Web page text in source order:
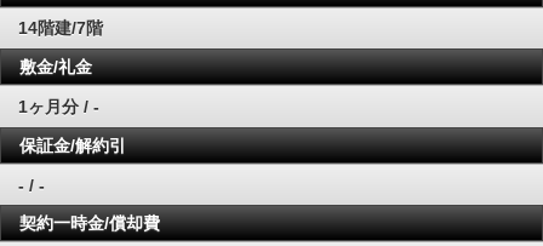
14階建/7階
敷金/礼金
1ヶ月分 / -
保証金/解約引
- / -
契約一時金/償却費